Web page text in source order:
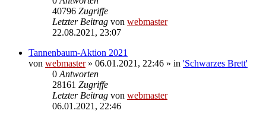
40796 Zugriffe
Letzter Beitrag von webmaster
22.08.2021, 23:07
Tannenbaum-Aktion 2021
von webmaster» 06.01.2021, 22:46 » in 'Schwarzes Brett'
0 Antworten
28161 Zugriffe
Letzter Beitrag von webmaster
06.01.2021, 22:46